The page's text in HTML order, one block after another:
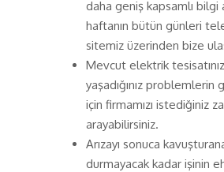
daha geniş kapsamlı bilgi
haftanın bütün günleri
sitemiz üzerinden bize
Mevcut elektrik
yaşadığınız problemlerin
için firmamızı istediğiniz
arayabilirsiniz.
Arızayı sonuca
durmayacak kadar işinin